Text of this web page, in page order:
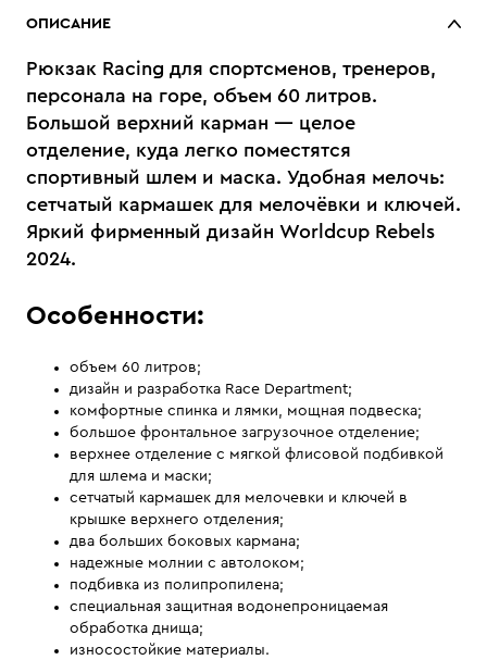
ОПИСАНИЕ
Рюкзак Racing для спортсменов, тренеров,
персонала на горе, объем 60 литров.
Большой верхний карман — целое
отделение, куда легко поместятся
спортивный шлем и маска. Удобная мелочь:
сетчатый кармашек для мелочёвки и ключей.
Яркий фирменный дизайн Worldcup Rebels
2024.
Особенности:
объем 60 литров;
дизайн и разработка Race Department;
комфортные спинка и лямки, мощная подвеска;
большое фронтальное загрузочное отделение;
верхнее отделение с мягкой флисовой подбивкой
для шлема и маски;
сетчатый кармашек для мелочевки и ключей в
крышке верхнего отделения;
два больших боковых кармана;
надежные молнии с автолоком;
подбивка из полипропилена;
специальная защитная водонепроницаемая
обработка днища;
износостойкие материалы.